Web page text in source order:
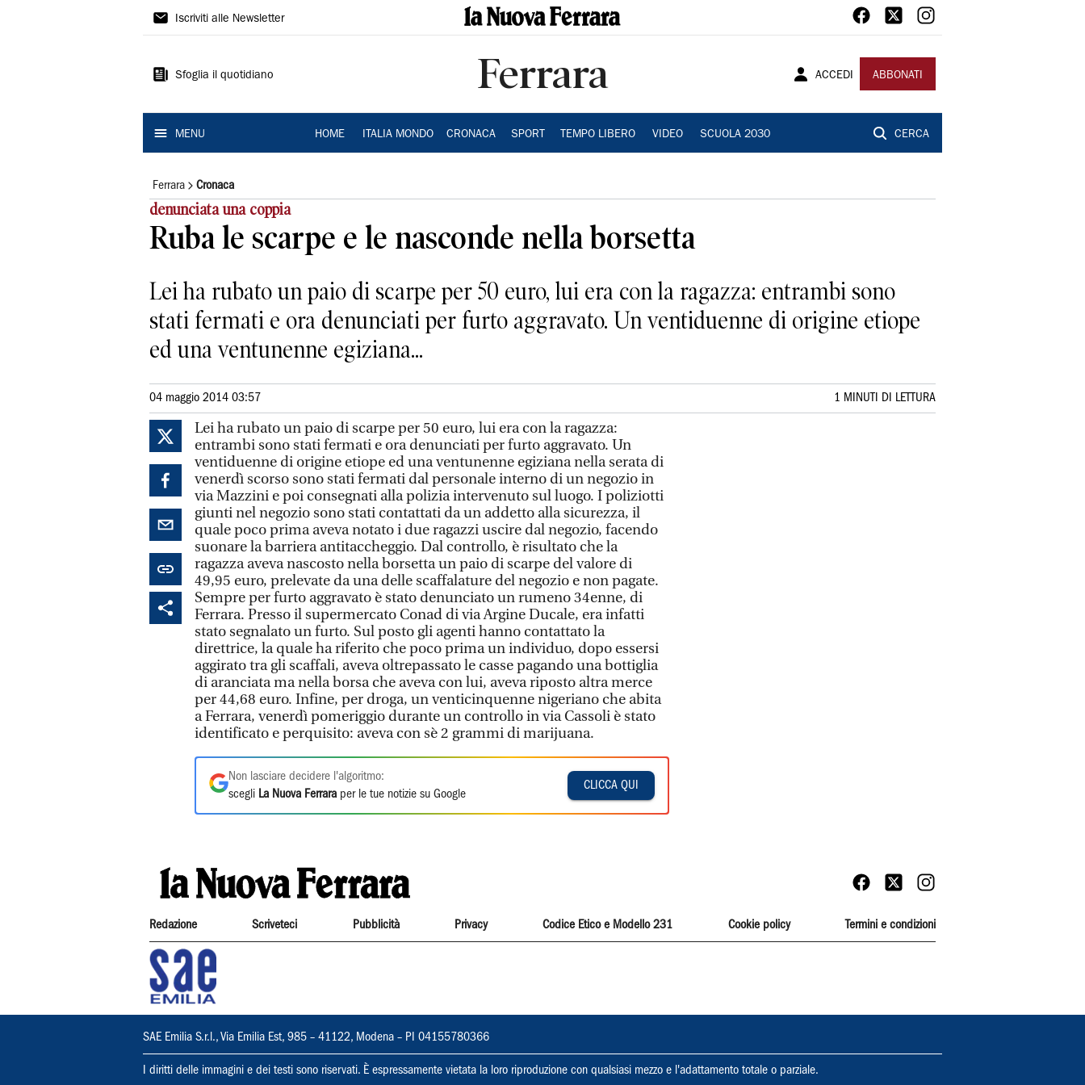
La
Ferrara
Iscriviti alle Newsletter
Sfoglia il quotidiano Ferrara ACCEDI ABBONATI
MENU HOME ITALIA MONDO CRONACA SPORT TEMPO LIBERO VIDEO SCUOLA 2030 CERCA
Ferrara Cronaca
denunciata una coppia
Ruba le scarpe e le nasconde nella borsetta
Lei ha rubato un paio di scarpe per 50 euro, lui era con la ragazza: entrambi sono
stati fermati e ora denunciati per furto aggravato. Un ventiduenne di origine etiope
ed una ventunenne egiziana...
04 maggio 2014 03:57 1 MINUTI DI LETTURA
Lei ha rubato un paio di scarpe per 50 euro, lui era con la ragazza:
entrambi sono stati fermati e ora denunciati per furto aggravato. Un
ventiduenne di origine etiope ed una ventunenne egiziana nella serata di
venerdì scorso sono stati fermati dal personale interno di un negozio in
via Mazzini e poi consegnati alla polizia intervenuto sul luogo. I poliziotti
giunti nel negozio sono stati contattati da un addetto alla sicurezza, il
quale poco prima aveva notato i due ragazzi uscire dal negozio, facendo
suonare la barriera antitaccheggio. Dal controllo, è risultato che la
ragazza aveva nascosto nella borsetta un paio di scarpe del valore di
49,95 euro, prelevate da una delle scaffalature del negozio e non pagate.
Sempre per furto aggravato è stato denunciato un rumeno 34enne, di
Ferrara. Presso il supermercato Conad di via Argine Ducale, era infatti
stato segnalato un furto. Sul posto gli agenti hanno contattato la
direttrice, la quale ha riferito che poco prima un individuo, dopo essersi
aggirato tra gli scaffali, aveva oltrepassato le casse pagando una bottiglia
di aranciata ma nella borsa che aveva con lui, aveva riposto altra merce
per 44,68 euro. Infine, per droga, un venticinquenne nigeriano che abita
a Ferrara, venerdì pomeriggio durante un controllo in via Cassoli è stato
identificato e perquisito: aveva con sè 2 grammi di marijuana.
Non lasciare decidere l'algoritmo:
scegli La Nuova Ferrara per le tue notizie su Google
CLICCA QUI
Redazione Scriveteci Pubblicità Privacy Codice Etico e Modello 231 Cookie policy Termini e condizioni
SAE Emilia S.r.l., Via Emilia Est, 985 – 41122, Modena – PI 04155780366
I diritti delle immagini e dei testi sono riservati. È espressamente vietata la loro riproduzione con qualsiasi mezzo e l'adattamento totale o parziale.